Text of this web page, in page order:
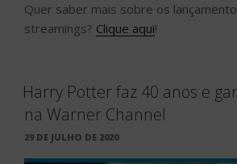
Quer saber mais sobre os
streamings? Clique aqui!
Harry Potter faz 40 anos e
na Warner Channel
PUBLICADO
29 DE JULHO DE 2020